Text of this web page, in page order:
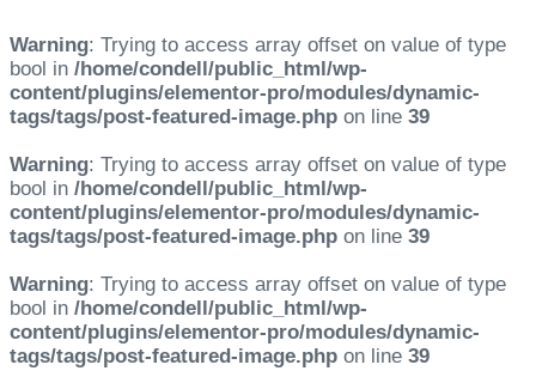
Warning: Trying to access array offset on value of type
bool in /home/condell/public_html/wp-
content/plugins/elementor-pro/modules/dynamic-
tags/tags/post-featured-image.php on line 39
Warning: Trying to access array offset on value of type
bool in /home/condell/public_html/wp-
content/plugins/elementor-pro/modules/dynamic-
tags/tags/post-featured-image.php on line 39
Warning: Trying to access array offset on value of type
bool in /home/condell/public_html/wp-
content/plugins/elementor-pro/modules/dynamic-
tags/tags/post-featured-image.php on line 39